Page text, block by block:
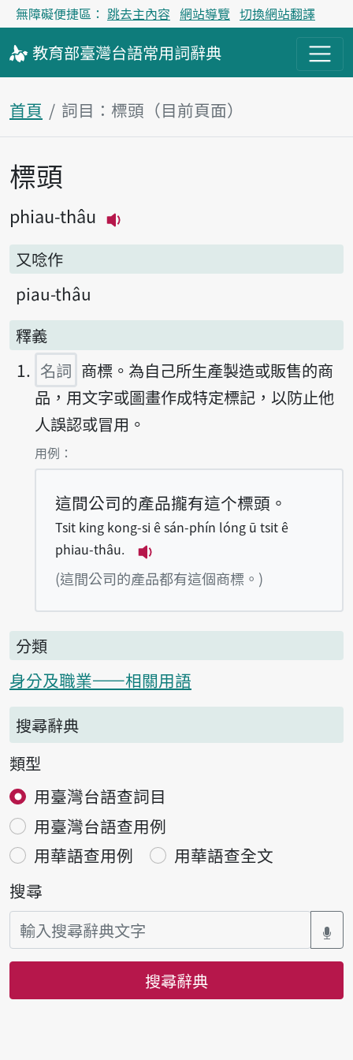
無障礙便捷區： 跳去主內容 網站導覽 切換網站翻譯
教育部臺灣台語常用詞辭典
首頁 詞目：標頭（目前頁面）
主內容區塊
標頭
phiau-thâu
又唸作
piau-thâu
釋義
名詞 商標。為自己所生產製造或販售的商
品，用文字或圖畫作成特定標記，以防止他
人誤認或冒用。
第1項釋義的
用例：
這間公司的產品攏有這个標頭。
Tsit king kong-si ê sán-phín lóng ū tsit ê
phiau-thâu.
播放例句Tsit king kong-si
(這間公司的產品都有這個商標。)
分類
身分及職業——相關用語
搜尋辭典
類型
用臺灣台語查詞目
用臺灣台語查用例
用華語查用例
用華語查全文
搜尋
搜尋辭典